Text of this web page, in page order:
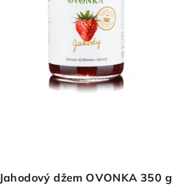
Jahodový džem OVONKA 350 g